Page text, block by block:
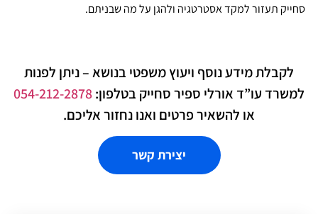
סחייק תעזור למקד אסטרטגיה ולהגן על מה שבניתם.
לקבלת מידע נוסף ויעוץ משפטי בנושא – ניתן לפנות
למשרד עו”ד אורלי ספיר סחייק בטלפון:054-212-2878
או להשאיר פרטים ואנו נחזור אליכם.
יצירת קשר